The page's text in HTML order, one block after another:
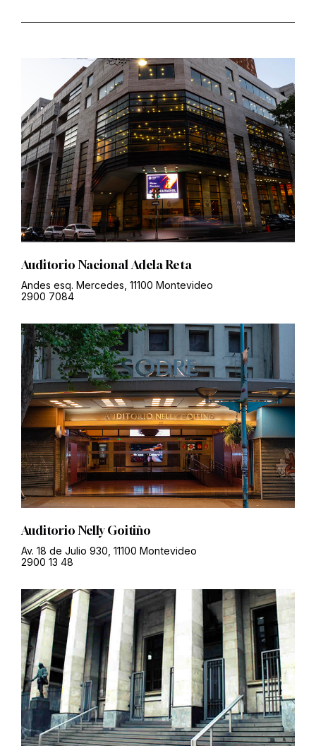
Auditorio Nacional Adela Reta
Andes esq. Mercedes, 11100 Montevideo
2900 7084
Auditorio Nelly Goitiño
Av. 18 de Julio 930, 11100 Montevideo
2900 13 48